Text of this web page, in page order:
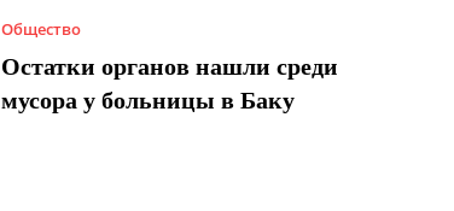
Общество
Остатки органов нашли среди
мусора у больницы в Баку